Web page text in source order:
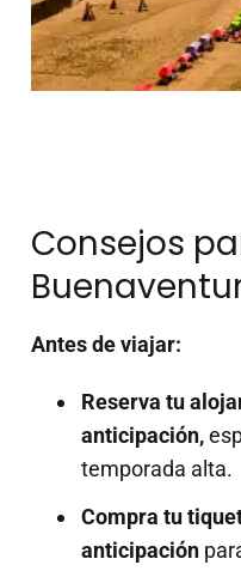
Consejos
Antes de viajar:
Reserva tu
anticipación,
temporada alta.
Compra tu
anticipación